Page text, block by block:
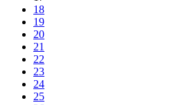
18
19
20
21
22
23
24
25